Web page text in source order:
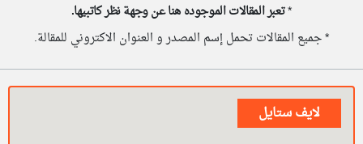
*تعبر المقالات الموجوده هنا عن وجهة نظر كاتبيها.
* جميع المقالات تحمل إسم المصدر و العنوان الاكتروني للمقالة.
لايف ستايل